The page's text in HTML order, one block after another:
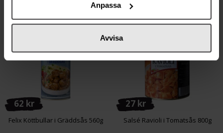
Anpassa
Avvisa
Andra köper även
62 kr
Felix Köttbullar i Gräddsås 560g
27 kr
Salsé Ravioli i Tomatsås 800g